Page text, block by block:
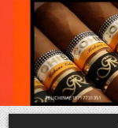
Skip